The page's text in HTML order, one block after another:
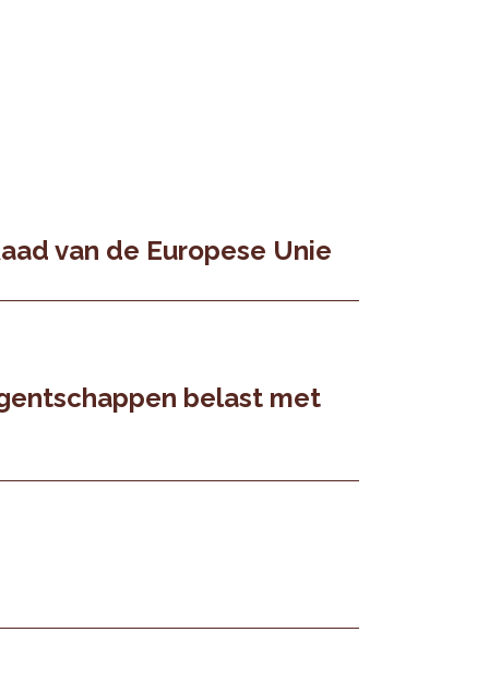
van de Europese Unie
belast met